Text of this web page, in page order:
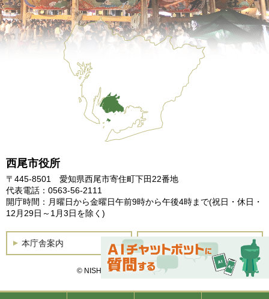
西尾市役所
〒445-8501 愛知県西尾市寄住町下田22番地
代表電話：0563-56-2111
開庁時間：月曜日から金曜日午前9時から午後4時まで(祝日・休日・
12月29日～1月3日を除く)
本庁舎案内 土曜開庁
© NISHIO City, All Rights Reserved.